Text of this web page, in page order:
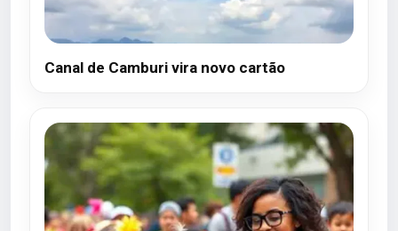
Canal de Camburi vira novo cartão